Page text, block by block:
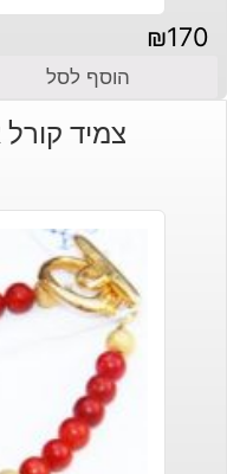
₪170
הוסף לסל
צמיד קורל